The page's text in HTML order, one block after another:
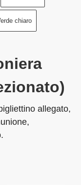
chiaro
allegato,